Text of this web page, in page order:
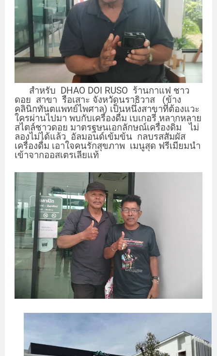
สำหรับ DHAO DOI RUSO ร้านกาแฟ ชาว
ดอย สาขา รือเสาะ จังหวัดนราธิวาส (ข้าง
คลินิกทันตแพทย์ไพศาล) เป็นหนึ่งสาขาที่ต้องแวะ
ใครผ่านไปมา พบกับเครื่องดื่ม เบเกอรี่ หลากหลาย
สไตล์ชาวดอย มาตรฐษนเอกลักษณ์เครื่องดิ่ม ไม่
ลองไม่ได้แล้ว อัลมอนด์เข้มข้น กลบรสสัมผัส
เครื่องดื่ม เอาใจคนรักสุขภาพ เมนูสุด ฟรีเมียมนำ
เข้าจากออสเตรเลียแท้